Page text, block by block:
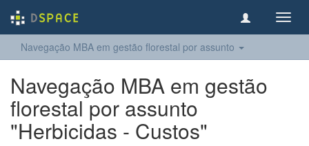
Navegação MBA em gestão florestal por assunto
Navegação MBA em gestão
florestal por assunto
"Herbicidas - Custos"